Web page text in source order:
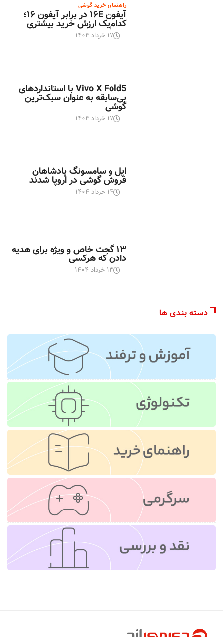
راهنمای خرید گوشی
آیفون ۱۶E در برابر آیفون ۱۶؛
کدام‌یک ارزش خرید بیشتری
۱۷ خرداد ۱۴۰۴
Vivo X Fold5 با استانداردهای
بی‌سابقه به عنوان سبک‌ترین
گوشی
۱۷ خرداد ۱۴۰۴
اپل و سامسونگ پادشاهان
فروش گوشی در اروپا شدند
۱۴ خرداد ۱۴۰۴
۱۳ گجت خاص و ویژه برای هدیه
دادن که هرکسی
۱۳ خرداد ۱۴۰۴
دسته بندی ها